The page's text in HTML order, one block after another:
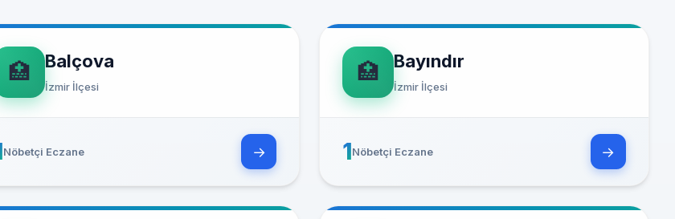
🏥 Balçova
İzmir İlçesi
Nöbetçi Eczane →
🏥 Bayındır
İzmir İlçesi
1Nöbetçi Eczane →